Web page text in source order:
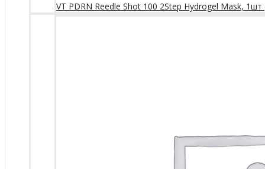
VT PDRN Reedle Shot 100 2Step Hydrogel Mask,